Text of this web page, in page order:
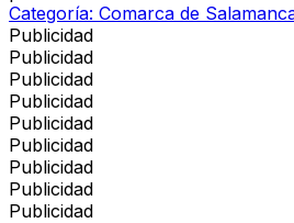
Categoría: Comarca de
Publicidad
Publicidad
Publicidad
Publicidad
Publicidad
Publicidad
Publicidad
Publicidad
Publicidad